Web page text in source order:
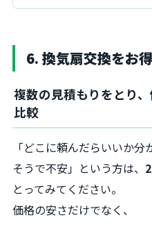
6. 換気扇交換をお
複数の見積もりをとり
比較
「どこに頼んだらいいか
そうで不安」という方は、
とってみてください。
価格の安さだけでなく、